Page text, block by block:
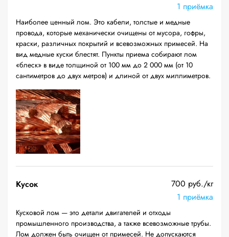
1 приёмка
Наиболее ценный лом. Это кабели, толстые и медные
провода, которые механически очищены от мусора, гофры,
краски, различных покрытий и всевозможных примесей. На
вид медные куски блестят. Пункты приема собирают лом
«блеск» в виде толщиной от 100 мм до 2 000 мм (от 10
сантиметров до двух метров) и длиной от двух миллиметров.
Кусок
700 руб./кг
1 приёмка
Кусковой лом — это детали двигателей и отходы
промышленного производства, а также всевозможные трубы.
Лом должен быть очищен от примесей. Не допускаются